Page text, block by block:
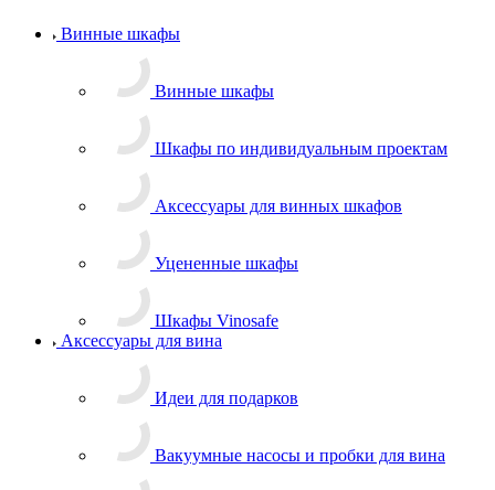
Винные шкафы
Винные шкафы
Шкафы по индивидуальным проектам
Аксессуары для винных шкафов
Уцененные шкафы
Шкафы Vinosafe
Аксессуары для вина
Идеи для подарков
Вакуумные насосы и пробки для вина